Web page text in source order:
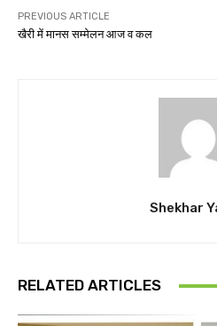
PREVIOUS ARTICLE
खैरी में मानस सम्मेलन आज व कल
Shekhar
RELATED ARTICLES